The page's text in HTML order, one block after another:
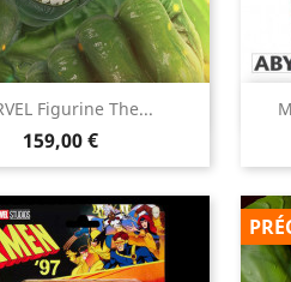
Figurine The...
Prix
159,00 €
Aperçu rapide